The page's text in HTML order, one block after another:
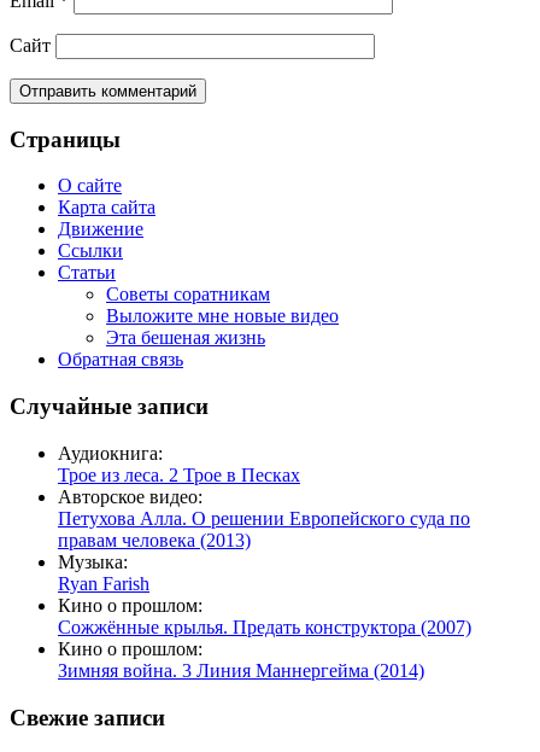
Сайт
Страницы
О сайте
Карта сайта
Движение
Ссылки
Статьи
Советы соратникам
Выложите мне новые видео
Эта бешеная жизнь
Обратная связь
Случайные записи
Аудиокнига:
Трое из леса. 2 Трое в Песках
Авторское видео:
Петухова Алла. О решении Европейского суда по
правам человека (2013)
Музыка:
Ryan Farish
Кино о прошлом:
Сожжённые крылья. Предать конструктора (2007)
Кино о прошлом:
Зимняя война. 3 Линия Маннергейма (2014)
Свежие записи